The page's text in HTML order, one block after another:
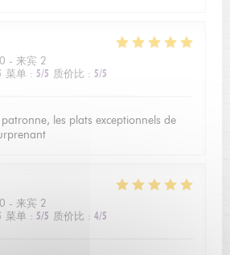
- 来宾 2
菜单 : 5/5 质价比 : 5/5
les plats exceptionnels de
- 来宾 2
菜单 : 5/5 质价比 : 4/5